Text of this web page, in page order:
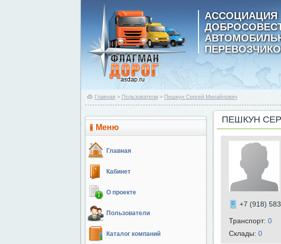
АССОЦИАЦИЯ
Главная > Пользователи > Пешкун Сергей Михайлович
Меню
Главная
Кабинет
О проекте
Пользователи
Каталог компаний
ПЕШКУН
+7 (918)
Транспорт: 0
Склады: 0